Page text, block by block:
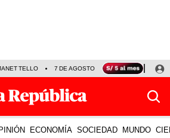
TELLO 7 DE AGOSTO TINKA RESULTADOS
ECONOMÍA SOCIEDAD MUNDO